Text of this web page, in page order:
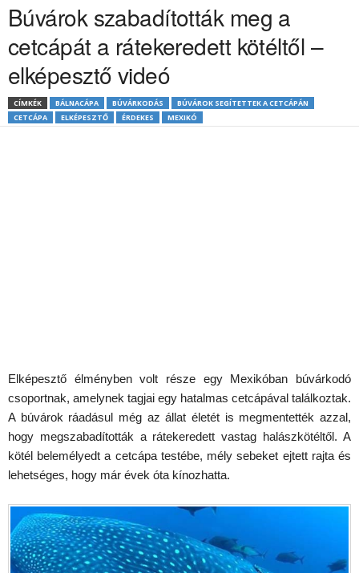
Búvárok szabadították meg a
cetcápát a rátekeredett kötéltől –
elképesztő videó
CÍMKÉK BÁLNACÁPA BÚVÁRKODÁS
BÚVÁROK SEGÍTETTEK A CETCÁPÁN
CETCÁPA
ELKÉPESZTŐ ÉRDEKES MEXIKÓ
Elképesztő élményben volt része egy Mexikóban búvárkodó
csoportnak, amelynek tagjai egy hatalmas cetcápával találkoztak.
A búvárok ráadásul még az állat életét is megmentették azzal,
hogy megszabadították a rátekeredett vastag halászkötéltől. A
kötél belemélyedt a cetcápa testébe, mély sebeket ejtett rajta és
lehetséges, hogy már évek óta kínozhatta.